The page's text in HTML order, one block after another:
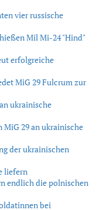
vier russische
Mil Mi-24 "Hind"
erfolgreiche
MiG 29 Fulcrum zur
ukrainische
29 an ukrainische
der ukrainischen
liefern
endlich die polnischen
bei